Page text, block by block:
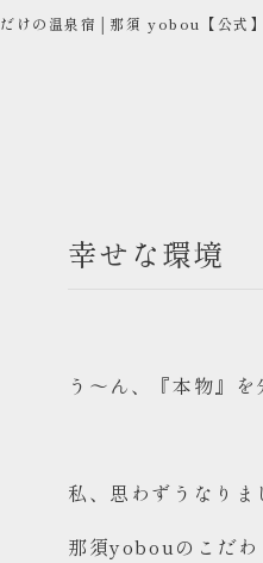
けの温泉宿│那須 yobou【公式】
幸せな環境
う～ん、『本物』を
私、思わずうなりま
那須yobouのこだわ